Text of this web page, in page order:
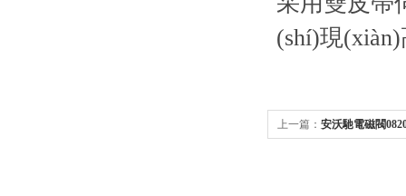
(shí)現
上一篇： 安沃馳電磁閥